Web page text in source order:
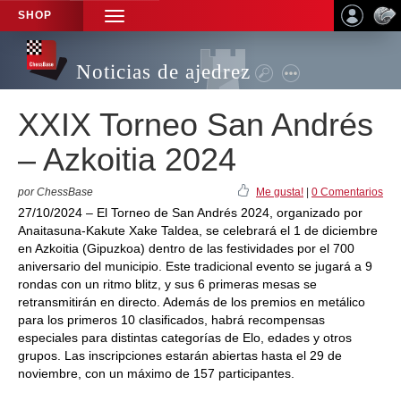
SHOP
TOGGLE
NAVIGATION
Noticias de ajedrez
XXIX Torneo San Andrés
– Azkoitia 2024
por ChessBase Me gusta! 0 Comentarios
27/10/2024 – El Torneo de San Andrés 2024, organizado por
Anaitasuna-Kakute Xake Taldea, se celebrará el 1 de diciembre
en Azkoitia (Gipuzkoa) dentro de las festividades por el 700
aniversario del municipio. Este tradicional evento se jugará a 9
rondas con un ritmo blitz, y sus 6 primeras mesas se
retransmitirán en directo. Además de los premios en metálico
para los primeros 10 clasificados, habrá recompensas
especiales para distintas categorías de Elo, edades y otros
grupos. Las inscripciones estarán abiertas hasta el 29 de
noviembre, con un máximo de 157 participantes.